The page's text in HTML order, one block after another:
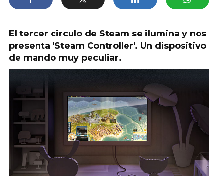
El tercer circulo de Steam se ilumina y nos
presenta 'Steam Controller'. Un dispositivo
de mando muy peculiar.